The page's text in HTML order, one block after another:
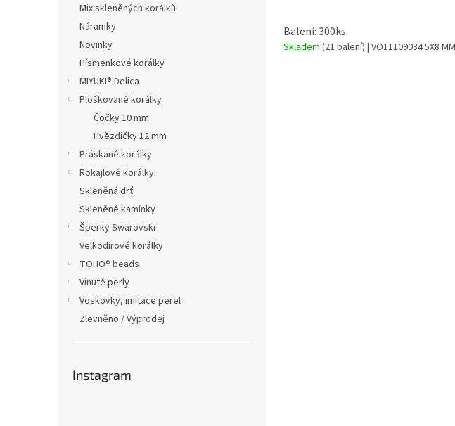
Mix skleněných korálků
Náramky
Novinky
Písmenkové korálky
MIYUKI® Delica
Ploškované korálky
Čočky 10 mm
Hvězdičky 12 mm
Práskané korálky
Rokajlové korálky
Skleněná drť
Skleněné kamínky
Šperky Swarovski
Velkodírové korálky
TOHO® beads
Vinuté perly
Voskovky, imitace perel
Zlevněno / Výprodej
Instagram
Balení: 300ks
Skladem (21 balení) | VO11109034 5X8